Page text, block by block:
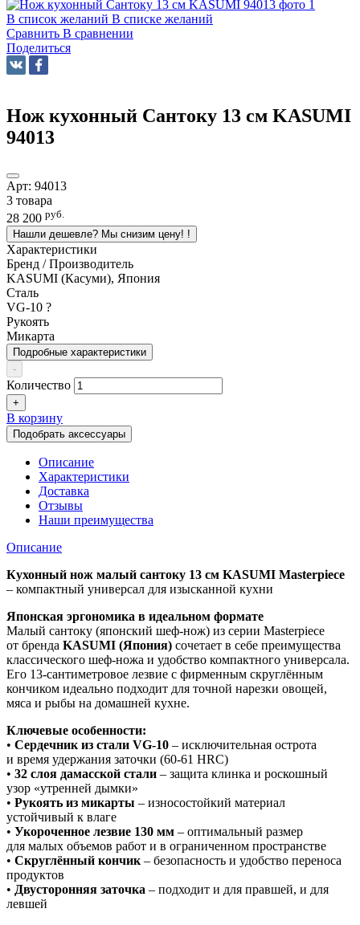
В список желаний В списке желаний
Сравнить В сравнении
Поделиться
Нож кухонный Сантоку 13 см KASUMI
94013
Арт: 94013
3 товара
28 200 руб.
Нашли дешевле? Мы снизим цену! !
Характеристики
Бренд / Производитель
KASUMI (Касуми), Япония
Сталь
VG-10 ?
Рукоять
Микарта
Подробные характеристики
-
Количество
+
В корзину
Подобрать аксессуары
Описание
Характеристики
Доставка
Отзывы
Наши преимущества
Описание
Кухонный нож малый сантоку 13 см KASUMI Masterpiece
– компактный универсал для изысканной кухни
Японская эргономика в идеальном формате
Малый сантоку (японский шеф-нож) из серии Masterpiece
от бренда KASUMI (Япония) сочетает в себе преимущества
классического шеф-ножа и удобство компактного универсала.
Его 13-сантиметровое лезвие с фирменным скруглённым
кончиком идеально подходит для точной нарезки овощей,
мяса и рыбы на домашней кухне.
Ключевые особенности:
• Сердечник из стали VG-10 – исключительная острота
и время удержания заточки (60-61 HRC)
• 32 слоя дамасской стали – защита клинка и роскошный
узор «утренней дымки»
• Рукоять из микарты – износостойкий материал
устойчивый к влаге
• Укороченное лезвие 130 мм – оптимальный размер
для малых объемов работ и в ограниченном пространстве
• Скруглённый кончик – безопасность и удобство переноса
продуктов
• Двусторонняя заточка – подходит и для правшей, и для
левшей